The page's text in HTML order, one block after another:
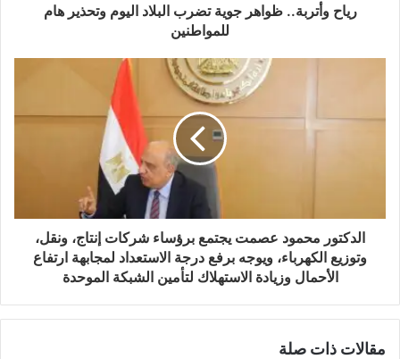
رياح وأتربة.. ظواهر جوية تضرب البلاد اليوم وتحذير هام
للمواطنين
الدكتور محمود عصمت يجتمع برؤساء شركات إنتاج، ونقل،
وتوزيع الكهرباء، ويوجه برفع درجة الاستعداد لمجابهة ارتفاع
الأحمال وزيادة الاستهلاك لتأمين الشبكة الموحدة
مقالات ذات صلة